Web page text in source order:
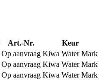
Art.-Nr.
Keur
Op aanvraag Kiwa Water Mark
Op aanvraag Kiwa Water Mark
Op aanvraag Kiwa Water Mark